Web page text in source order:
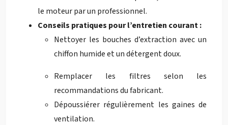
le moteur par un professionnel.
Conseils pratiques pour l’entretien courant :
Nettoyer les bouches d’extraction avec un
chiffon humide et un détergent doux.
Remplacer les filtres selon les
recommandations du fabricant.
Dépoussiérer régulièrement les gaines de
ventilation.